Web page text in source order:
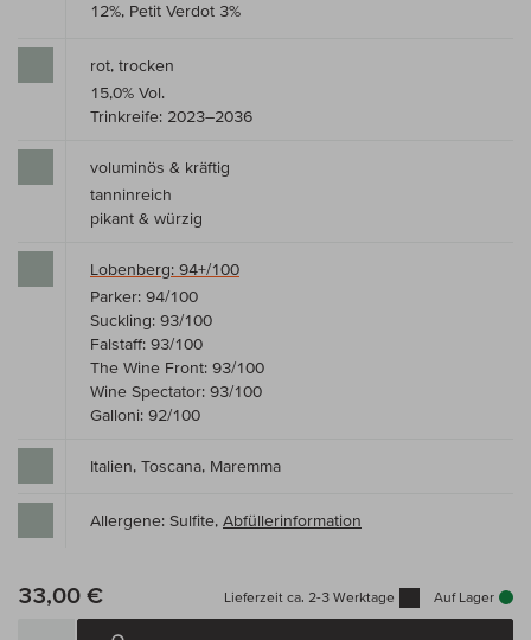
12%, Petit Verdot 3%
rot, trocken
15,0% Vol.
Trinkreife: 2023–2036
voluminös & kräftig
tanninreich
pikant & würzig
Lobenberg: 94+/100
Parker: 94/100
Suckling: 93/100
Falstaff: 93/100
The Wine Front: 93/100
Wine Spectator: 93/100
Galloni: 92/100
Italien, Toscana, Maremma
Allergene: Sulfite, Abfüllerinformation
33,00 € Lieferzeit ca. 2-3 Werktage Auf Lager